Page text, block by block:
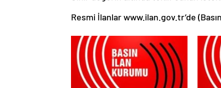
Resmi İlanlar www.ilan.gov.tr’de